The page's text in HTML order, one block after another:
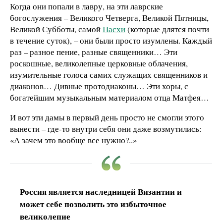
Когда они попали в лавру, на эти лаврские
богослужения – Великого Четверга, Великой Пятницы,
Великой Субботы, самойПасхи(которые длятся почти
в течение суток), – они были просто изумлены. Каждый
раз – разное пение, разные священники… Эти
роскошные, великолепные церковные облачения,
изумительные голоса самих служащих священников и
диаконов… Дивные протодиаконы… Эти хоры, с
богатейшим музыкальным материалом отца Матфея…
И вот эти дамы в первый день просто не смогли этого
вынести – где-то внутри себя они даже возмутились:
«А зачем это вообще все нужно?..»
Россия является наследницей Византии и
может себе позволить это избыточное
великолепие